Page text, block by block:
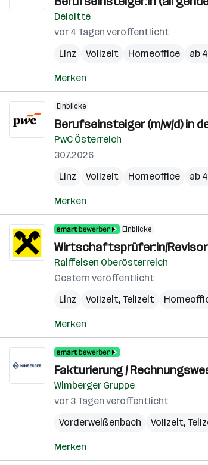
Deloitte
vor 4 Tagen veröffentlicht
Linz
Vollzeit Homeoffice ab
Merken
Einblicke
Berufseinsteiger (m/w/d) in
PwC Österreich
30.7.2026
Linz
Vollzeit Homeoffice ab
Merken
Einblicke
Wirtschaftsprüfer:in/
Raiffeisen Oberösterreich
Gestern veröffentlicht
Linz
Vollzeit, Teilzeit
Merken
Fakturierung /
Wimberger Gruppe
vor 3 Tagen veröffentlicht
Vorderweißenbach
Vollzeit,
Merken